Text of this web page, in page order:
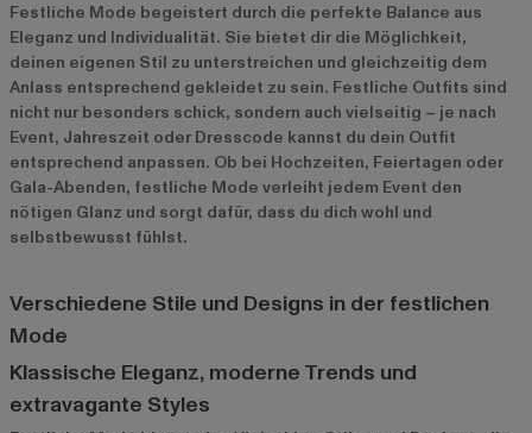
Festliche Mode begeistert durch die perfekte Balance aus
Eleganz und Individualität. Sie bietet dir die Möglichkeit,
deinen eigenen Stil zu unterstreichen und gleichzeitig dem
Anlass entsprechend gekleidet zu sein. Festliche Outfits sind
nicht nur besonders schick, sondern auch vielseitig – je nach
Event, Jahreszeit oder Dresscode kannst du dein Outfit
entsprechend anpassen. Ob bei Hochzeiten, Feiertagen oder
Gala-Abenden, festliche Mode verleiht jedem Event den
nötigen Glanz und sorgt dafür, dass du dich wohl und
selbstbewusst fühlst.
Verschiedene Stile und Designs in der festlichen
Mode
Klassische Eleganz, moderne Trends und
extravagante Styles